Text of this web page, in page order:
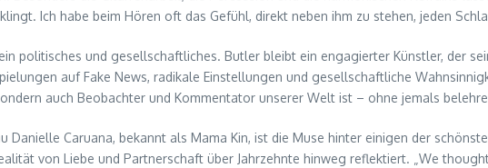
Ich habe beim Hören oft das Gefühl, direkt neben ihm zu stehen, jeden
politisches und gesellschaftliches. Butler bleibt ein engagierter Künstler, der
auf Fake News, radikale Einstellungen und gesellschaftliche
auch Beobachter und Kommentator unserer Welt ist – ohne jemals
Caruana, bekannt als Mama Kin, ist die Muse hinter einigen der
von Liebe und Partnerschaft über Jahrzehnte hinweg reflektiert. „We